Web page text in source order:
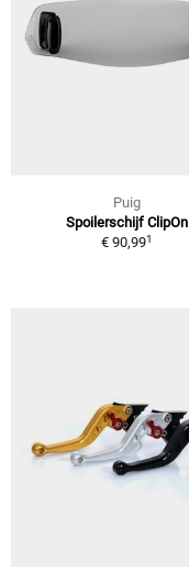
Puig
Spoilerschijf ClipOn
€ 90,991